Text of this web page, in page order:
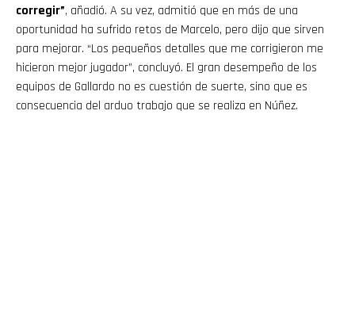
corregir”, añadió. A su vez, admitió que en más de una
oportunidad ha sufrido retos de Marcelo, pero dijo que sirven
para mejorar. “Los pequeños detalles que me corrigieron me
hicieron mejor jugador”, concluyó. El gran desempeño de los
equipos de Gallardo no es cuestión de suerte, sino que es
consecuencia del arduo trabajo que se realiza en Núñez.